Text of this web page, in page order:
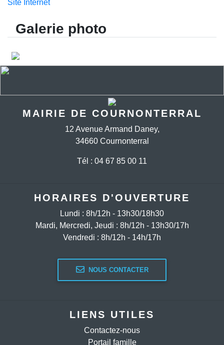
Site Internet
Galerie photo
MAIRIE DE COURNONTERRAL
12 Avenue Armand Daney,
34660 Cournonterral
Tél : 04 67 85 00 11
HORAIRES D'OUVERTURE
Lundi : 8h/12h - 13h30/18h30
Mardi, Mercredi, Jeudi : 8h/12h - 13h30/17h
Vendredi : 8h/12h - 14h/17h
NOUS CONTACTER
LIENS UTILES
Contactez-nous
Portail famille